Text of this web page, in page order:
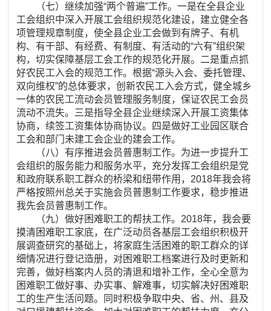
（七）继续加强“两个普遍”工作。一是在全县企业
工会组织中深入开展工会组织规范化建设，建立健全各
项管理规章制度，使全县企业工会做到有牌子、有机
构、有干部、有经费、有制度、有活动的“六有”组织架
构，切实保障基层工会工作的规范化开展。二是重点抓
好农民工入会的规范工作。根据“源头入会、委托管理、
双向维权”的总体要求，创新农民工入会方式，健全城乡
一体的农民工流动会员管理服务制度，保证农民工会员
流动不流失。三是指导全县企业继续深入开展工资集体
协商，续签工资集体协商协议。四是做好工业园区联合
工会和部门未建工会企业的建会工作。
（八）有序推进会员普惠制工作。为进一步提升工
会组织的服务能力和服务水平，充分发挥工会组织是党
和政府联系职工群众的桥梁和纽带作用，2018年我会将
严格按照州总关于实施会员普惠制工作要求，稳步推进
我先会员普惠制工作。
（九）做好困难职工的帮扶工作。2018年，我会要
摸清困难职工家底，在广泛动员各基层工会组织积极开
展调查研究的基础上，将家庭生活困难的职工群众的详
细情况进行登记造册，对困难职工档案进行及时更新和
完善，做好档案内人员的清退和增补工作，全心全意为
困难职工做好事、办实事、解难事，切实解决好困难职
工的生产生活问题。同时积极争取中央、省、州、县及